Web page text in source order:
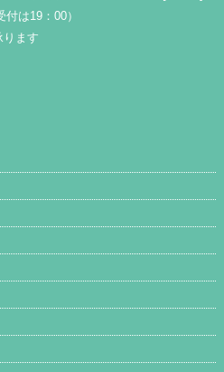
は19：00）
ます